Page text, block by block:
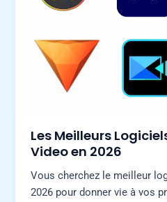
Les Meilleurs
Video en 2026
Vous cherchez le meilleur
2026 pour donner vie à vos